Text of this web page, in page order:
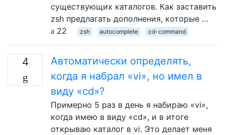
существующих каталогов. Как заставить
zsh предлагать дополнения, которые …
22
zsh autocomplete cd-command
4
Автоматически определять,
когда я набрал «vi», но имел в
виду «cd»?
Примерно 5 раз в день я набираю «vi»,
когда имею в виду «cd», и в итоге
открываю каталог в vi. Это делает меня